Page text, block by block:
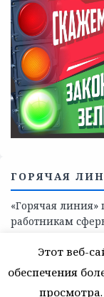
Телефоны
поддержки,
помощь детям и
области
СКАЖИ
Этот веб-
обеспечения